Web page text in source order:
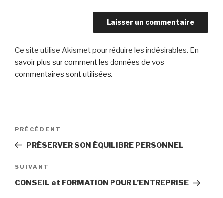
Ce site utilise Akismet pour réduire les indésirables. En
savoir plus sur comment les données de vos
commentaires sont utilisées.
Navigation
Article
précédent
PRÉCÉDENT
PRÉSERVER SON ÉQUILIBRE PERSONNEL
Article
suivant
SUIVANT
CONSEIL et FORMATION POUR L’ENTREPRISE